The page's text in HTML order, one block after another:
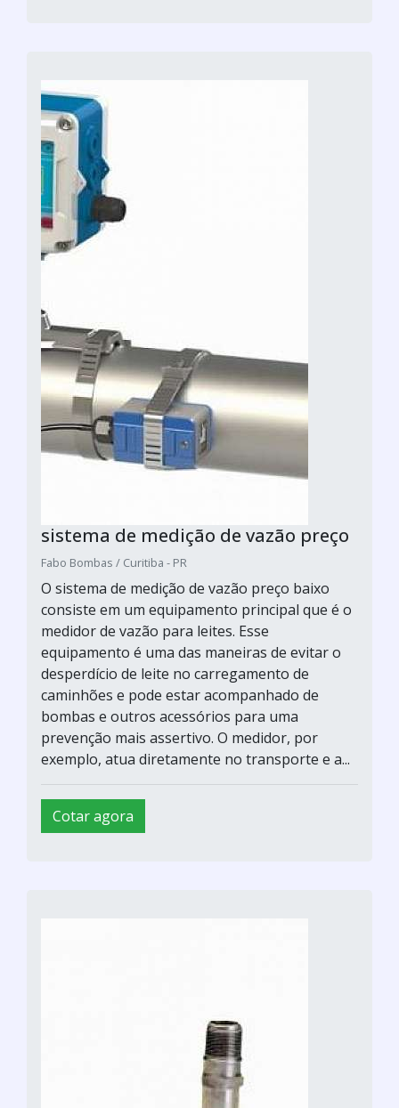
sistema de medição de vazão preço
Fabo Bombas / Curitiba - PR
O sistema de medição de vazão preço baixo
consiste em um equipamento principal que é o
medidor de vazão para leites. Esse
equipamento é uma das maneiras de evitar o
desperdício de leite no carregamento de
caminhões e pode estar acompanhado de
bombas e outros acessórios para uma
prevenção mais assertivo. O medidor, por
exemplo, atua diretamente no transporte e a...
Cotar agora